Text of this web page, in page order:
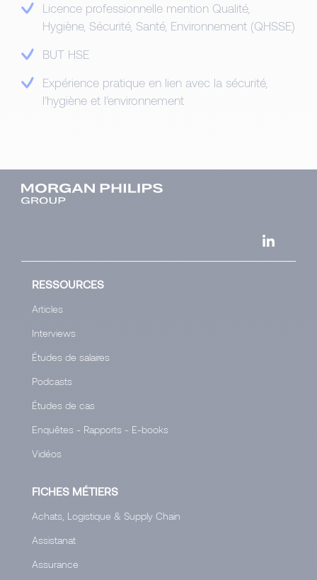
Licence professionnelle mention Qualité,
Hygiène, Sécurité, Santé, Environnement (QHSSE)
BUT HSE
Expérience pratique en lien avec la sécurité,
l’hygiène et l’environnement
RESSOURCES
Articles
Interviews
Études de salaires
Podcasts
Études de cas
Enquêtes - Rapports - E-books
Vidéos
FICHES MÉTIERS
Achats, Logistique & Supply Chain
Assistanat
Assurance